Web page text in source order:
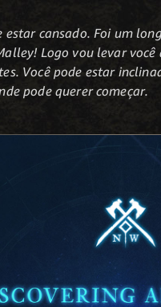
estar cansado. Foi um
Logo vou levar
Você pode estar
pode querer começar.